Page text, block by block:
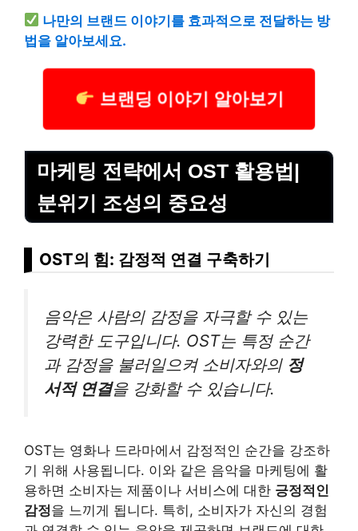
나만의 브랜드 이야기를 효과적으로 전달하는 방
법을 알아보세요.
브랜딩 이야기 알아보기
마케팅 전략에서 OST 활용법|
분위기 조성의 중요성
OST의 힘: 감정적 연결 구축하기
음악은 사람의 감정을 자극할 수 있는
강력한 도구입니다. OST는 특정 순간
과 감정을 불러일으켜 소비자와의 정
서적 연결을 강화할 수 있습니다.
OST는 영화나 드라마에서 감정적인 순간을 강조하
기 위해 사용됩니다. 이와 같은 음악을 마케팅에 활
용하면 소비자는 제품이나 서비스에 대한 긍정적인
감정을 느끼게 됩니다. 특히, 소비자가 자신의 경험